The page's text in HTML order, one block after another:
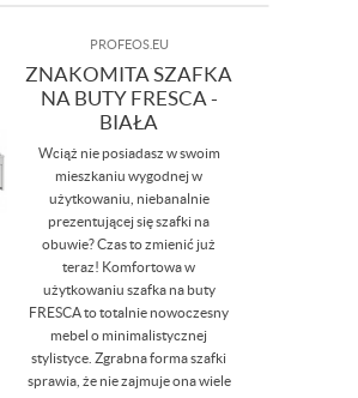
PROFEOS.EU
ZNAKOMITA SZAFKA
NA BUTY FRESCA -
BIAŁA
Wciąż nie posiadasz w swoim
mieszkaniu wygodnej w
użytkowaniu, niebanalnie
prezentującej się szafki na
obuwie? Czas to zmienić już
teraz! Komfortowa w
użytkowaniu szafka na buty
FRESCA to totalnie nowoczesny
mebel o minimalistycznej
stylistyce. Zgrabna forma szafki
sprawia, że nie zajmuje ona wiele